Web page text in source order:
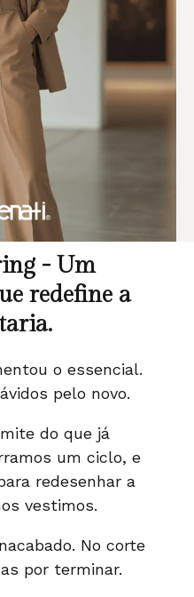
- Um
redefine a
o essencial.
pelo novo.
do que já
um ciclo, e
redesenhar a
vestimos.
No corte
por terminar.